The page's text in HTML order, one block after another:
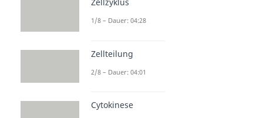
1/8 – Dauer: 04:28
Zellteilung
2/8 – Dauer: 04:01
Cytokinese